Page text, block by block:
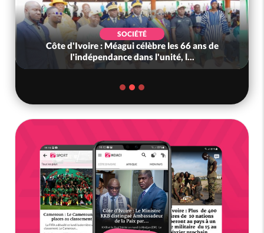
SOCIÉTÉ
Côte d'Ivoire : Méagui célèbre les 66 ans de
l'indépendance dans l'unité, l...